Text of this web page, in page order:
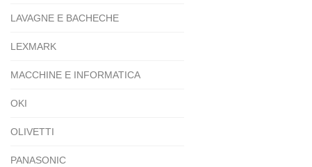
LAVAGNE E BACHECHE
LEXMARK
MACCHINE E INFORMATICA
OKI
OLIVETTI
PANASONIC